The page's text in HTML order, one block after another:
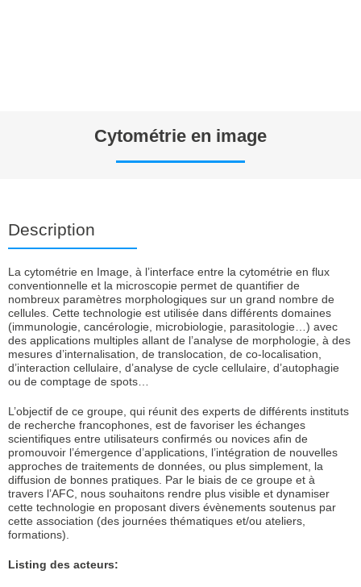
Cytométrie en image
Description
La cytométrie en Image, à l’interface entre la cytométrie en flux
conventionnelle et la microscopie permet de quantifier de
nombreux paramètres morphologiques sur un grand nombre de
cellules. Cette technologie est utilisée dans différents domaines
(immunologie, cancérologie, microbiologie, parasitologie…) avec
des applications multiples allant de l’analyse de morphologie, à des
mesures d’internalisation, de translocation, de co-localisation,
d’interaction cellulaire, d’analyse de cycle cellulaire, d’autophagie
ou de comptage de spots…
L’objectif de ce groupe, qui réunit des experts de différents instituts
de recherche francophones, est de favoriser les échanges
scientifiques entre utilisateurs confirmés ou novices afin de
promouvoir l’émergence d’applications, l’intégration de nouvelles
approches de traitements de données, ou plus simplement, la
diffusion de bonnes pratiques. Par le biais de ce groupe et à
travers l’AFC, nous souhaitons rendre plus visible et dynamiser
cette technologie en proposant divers évènements soutenus par
cette association (des journées thématiques et/ou ateliers,
formations).
Listing des acteurs: